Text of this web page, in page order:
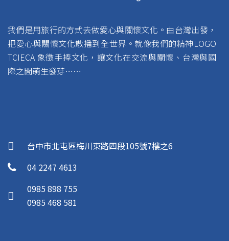
我們是用旅行的方式去做愛心與關懷文化。由台灣出發，
把愛心與關懷文化散播到全世界。就像我們的精神LOGO
TCIECA 象徵手捧文化，讓文化在交流與關懷、台灣與國
際之間萌生發芽……
台中市北屯區梅川東路四段105號7樓之6
04 2247 4613
0985 898 755
0985 468 581